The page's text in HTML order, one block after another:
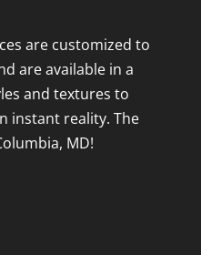
are customized to
are available in a
and textures to
instant reality. The
MD!